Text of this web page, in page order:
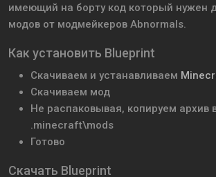
имеющий на борту код который нужен
модов от модмейкеров Abnormals.
Как установить Blueprint
Скачиваем и устанавливаем
Скачиваем мод
Не распаковывая, копируем архив
.minecraft\mods
Готово
Скачать Blueprint